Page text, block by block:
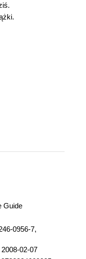
Guide
0956-7,
2008-02-07